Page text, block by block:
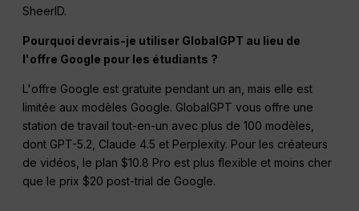
SheerID.
Pourquoi devrais-je utiliser GlobalGPT au lieu de
l'offre Google pour les étudiants ?
L'offre Google est gratuite pendant un an, mais elle est
limitée aux modèles Google. GlobalGPT vous offre une
station de travail tout-en-un avec plus de 100 modèles,
dont GPT-5.2, Claude 4.5 et Perplexity. Pour les créateurs
de vidéos, le plan $10.8 Pro est plus flexible et moins cher
que le prix $20 post-trial de Google.